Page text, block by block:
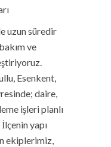
uzun süredir
ve
Esenkent,
daire,
işleri planlı
yapı
ekiplerimiz,